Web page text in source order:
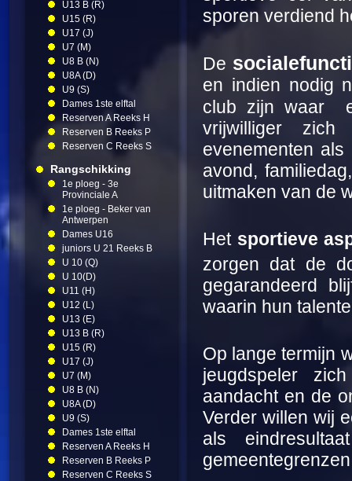
U13 B (R)
U15 (R)
U17 (J)
U7 (M)
U8 B (N)
U8A (D)
U9 (S)
Dames 1ste elftal
Reserven A Reeks H
Reserven B Reeks P
Reserven C Reeks S
Rangschikking
1e ploeg - 3e
Provinciale A
1e ploeg - Beker van
Antwerpen
Dames U16
juniors U 21 Reeks B
U 10 (Q)
U 10(D)
U11 (H)
U12 (L)
U13 (E)
U13 B (R)
U15 (R)
U17 (J)
U7 (M)
U8 B (N)
U8A (D)
U9 (S)
Dames 1ste elftal
Reserven A Reeks H
Reserven B Reeks P
Reserven C Reeks S
sporen verdiend
De sociale
en indien nodig
club zijn waar
vrijwilliger
evenementen als
avond,
uitmaken van de
Het sportieve
zorgen dat de
gegarandeerd
waarin hun
Op lange termijn
jeugdspeler
aandacht en de
Verder willen wij
als